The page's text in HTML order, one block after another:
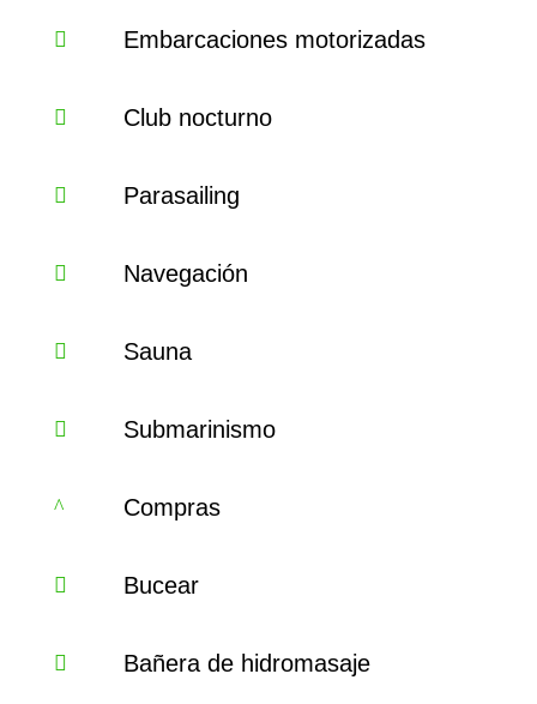
Embarcaciones motorizadas
Club nocturno
Parasailing
Navegación
Sauna
Submarinismo
Compras
Bucear
Bañera de hidromasaje